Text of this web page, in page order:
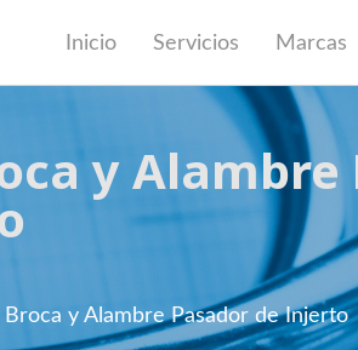
Inicio Servicios Marcas
y Alambre
y Alambre Pasador de Injerto